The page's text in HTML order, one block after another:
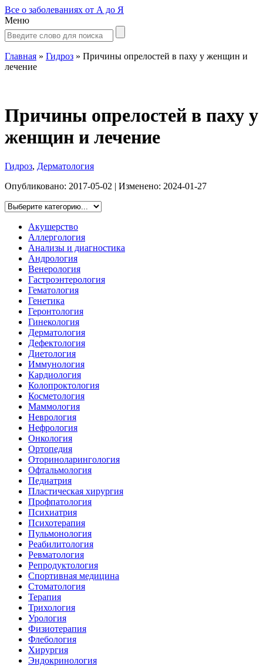
Все о заболеваниях от А до Я
Меню
Главная » Гидроз » Причины опрелостей в паху у женщин и
лечение
Причины опрелостей в паху у
женщин и лечение
Гидроз, Дерматология
Опубликовано: 2017-05-02 | Изменено: 2024-01-27
Акушерство
Аллергология
Анализы и диагностика
Андрология
Венерология
Гастроэнтерология
Гематология
Генетика
Геронтология
Гинекология
Дерматология
Дефектология
Диетология
Иммунология
Кардиология
Колопроктология
Косметология
Маммология
Неврология
Нефрология
Онкология
Ортопедия
Оториноларингология
Офтальмология
Педиатрия
Пластическая хирургия
Профпатология
Психиатрия
Психотерапия
Пульмонология
Реабилитология
Ревматология
Репродуктология
Спортивная медицина
Стоматология
Терапия
Трихология
Урология
Физиотерапия
Флебология
Хирургия
Эндокринология